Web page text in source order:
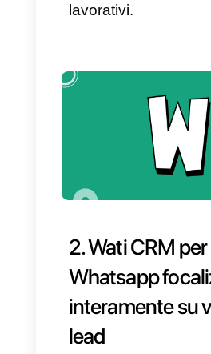
davvero
sapere se
soluzione
risposta è
funziona
grandi
numero di
Whatsapp e